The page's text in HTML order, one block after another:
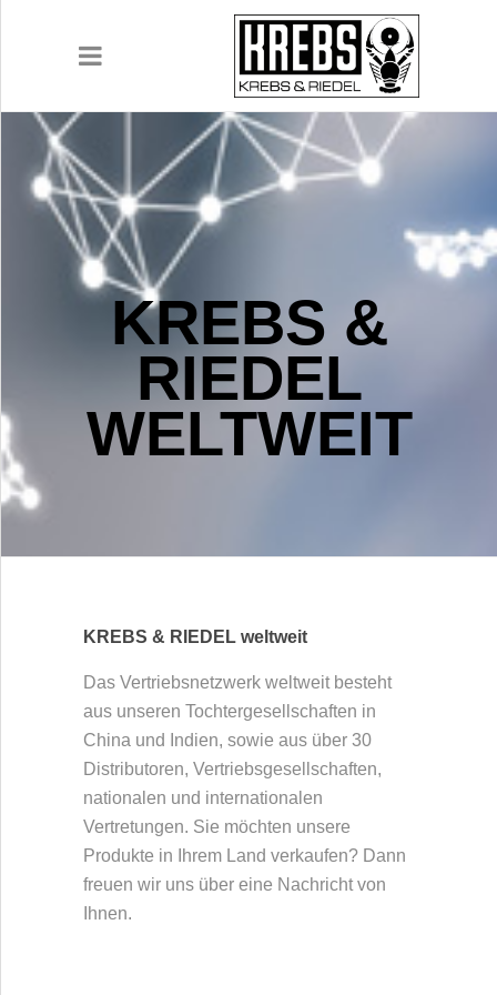
UNTERNEHMEN
PRODUKTE
DOWNLOADS
KONTAKT
KREBS &
RIEDEL
WELTWEIT
KREBS & RIEDEL weltweit
Das Vertriebsnetzwerk weltweit besteht
aus unseren Tochtergesellschaften in
China und Indien, sowie aus über 30
Distributoren, Vertriebsgesellschaften,
nationalen und internationalen
Vertretungen. Sie möchten unsere
Produkte in Ihrem Land verkaufen? Dann
freuen wir uns über eine Nachricht von
Ihnen.
Krebs & Riedel gehört mit über 250
engagierten Mitarbeitern und einem
Jahresumsatz von 31 Millionen Euro zu den
weltweit führenden Herstellern von
Maschinenbau, Medizintechnik und Windkraft
Tochterunternehmen in China und Indien,
sowie ein weltweites Vertriebsnetzwerk in mehr
als 30 Ländern.